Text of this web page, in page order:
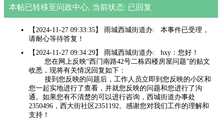
本帖已转移至问政中心, 当前状态: 已回复
【2024-11-27 09:33:35】 雨城西城街道办: 本事件已受理，
请耐心等待答复！
【2024-11-27 09:34:29】 雨城西城街道办: hxy：您好！
您在网上反映“西门南路42号二栋四楼房屋问题”的贴文
收悉，现将有关情况回复如下：
接到您反映的问题后，工作人员立即到您反映的小区和
您一起实地进行了查看，并就您反映的问题和您进行了沟
通。如果您有不清楚的可以进行咨询，西城街道办事处
2350496，西大街社区2351192。感谢您对我们工作的理解和
支持！